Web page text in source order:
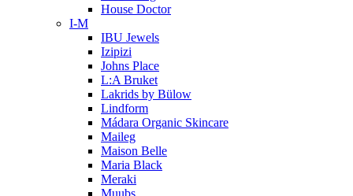
House Doctor
I-M
IBU Jewels
Izipizi
Johns Place
L:A Bruket
Lakrids by Bülow
Lindform
Mádara Organic Skincare
Maileg
Maison Belle
Maria Black
Meraki
Muubs